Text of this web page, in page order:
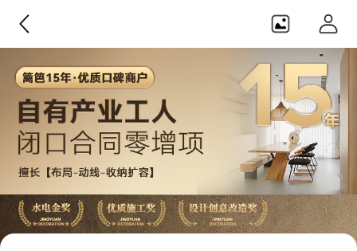
【闭口0增项】【产业化工人】【隐